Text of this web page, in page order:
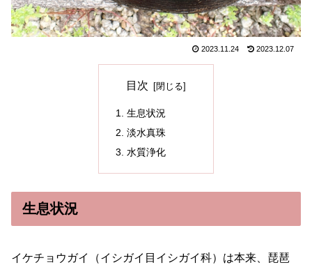
2023.11.24 2023.12.07
目次
生息状況
淡水真珠
水質浄化
生息状況
イケチョウガイ（イシガイ目イシガイ科）は本来、琵琶